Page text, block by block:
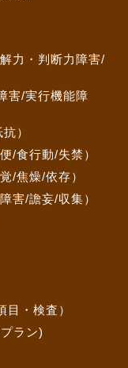
力・判断力障害/
害/実行機能障
）
/食行動/失禁）
/焦燥/依存）
害/譫妄/収集）
・検査）
ラン)